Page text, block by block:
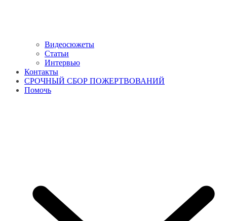
Видеосюжеты
Статьи
Интервью
Контакты
СРОЧНЫЙ СБОР ПОЖЕРТВОВАНИЙ
Помочь